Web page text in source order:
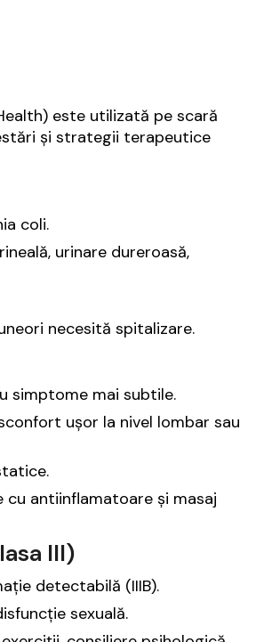
este utilizată pe scară
și strategii terapeutice
coli.
urinare dureroasă,
necesită spitalizare.
simptome mai subtile.
ușor la nivel lombar sau
antiinflamatoare și masaj
III)
detectabilă (IIIB).
sexuală.